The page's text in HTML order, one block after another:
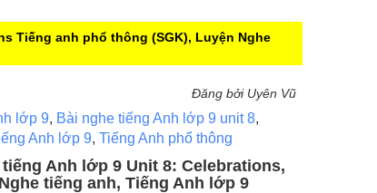
Tiếng anh phổ thông (SGK), Luyện Nghe
Đăng bởi Uyên Vũ
lớp 9, Bài nghe tiếng Anh lớp 9 unit 8,
Anh lớp 9, Tiếng Anh phổ thông
Anh lớp 9 Unit 8: Celebrations,
tiếng anh, Tiếng Anh lớp 9